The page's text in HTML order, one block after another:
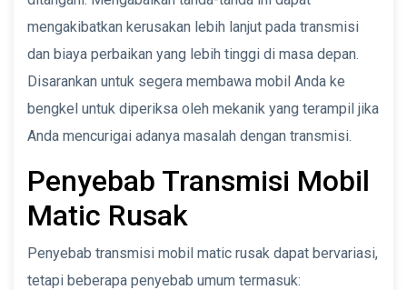
mengakibatkan kerusakan lebih lanjut pada transmisi
dan biaya perbaikan yang lebih tinggi di masa depan.
Disarankan untuk segera membawa mobil Anda ke
bengkel untuk diperiksa oleh mekanik yang terampil jika
Anda mencurigai adanya masalah dengan transmisi.
Penyebab Transmisi Mobil
Matic Rusak
Penyebab transmisi mobil matic rusak dapat bervariasi,
tetapi beberapa penyebab umum termasuk: